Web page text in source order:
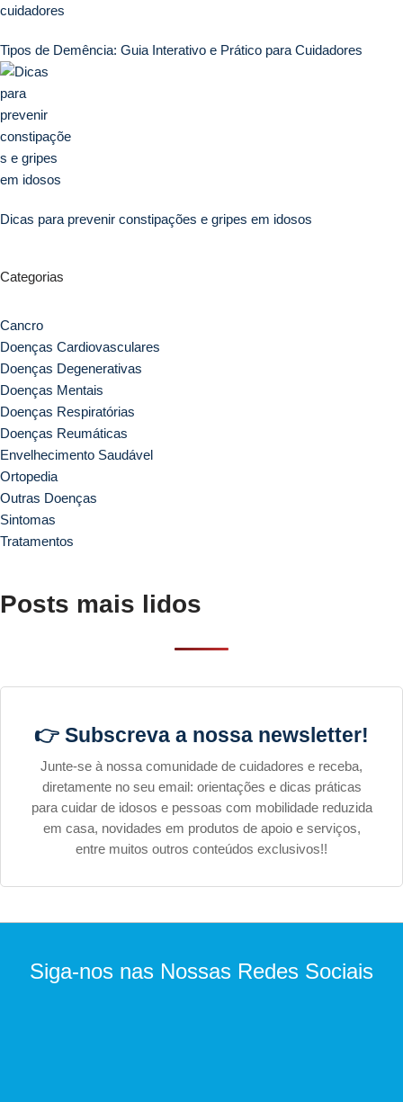
Tipos de Demência: Guia Interativo e Prático para Cuidadores
Dicas para prevenir constipações e gripes em idosos
Categorias
Cancro
Doenças Cardiovasculares
Doenças Degenerativas
Doenças Mentais
Doenças Respiratórias
Doenças Reumáticas
Envelhecimento Saudável
Ortopedia
Outras Doenças
Sintomas
Tratamentos
Posts mais lidos
👉 Subscreva a nossa newsletter!
Junte-se à nossa comunidade de cuidadores e receba,
diretamente no seu email: orientações e dicas práticas
para cuidar de idosos e pessoas com mobilidade reduzida
em casa, novidades em produtos de apoio e serviços,
entre muitos outros conteúdos exclusivos!!
Siga-nos nas Nossas Redes Sociais